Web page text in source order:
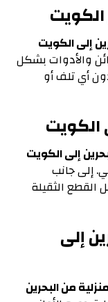
إلى الكويت
والأدوات بشكل
أي تلف أو
الكويت
إلى الكويت
إلى جانب
الثقيلة
إلى
من البحرين